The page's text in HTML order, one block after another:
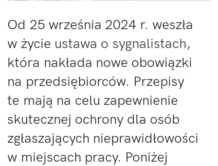
Od 25 września 2024 r. weszła
w życie ustawa o sygnalistach,
która nakłada nowe obowiązki
na przedsiębiorców. Przepisy
te mają na celu zapewnienie
skutecznej ochrony dla osób
zgłaszających nieprawidłowości
w miejscach pracy. Poniżej